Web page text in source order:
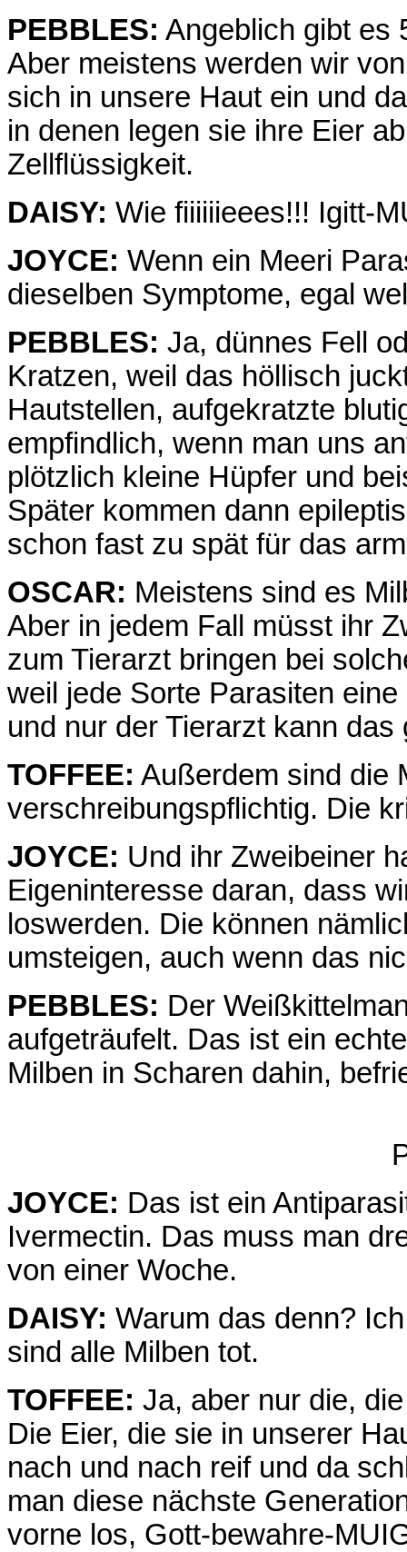
PEBBLES: Angeblich gibt es
Aber meistens werden wir
sich in unsere Haut ein und
in denen legen sie ihre Eier
Zellflüssigkeit.
DAISY: Wie fiiiiiieees!!! Igitt-
JOYCE: Wenn ein Meeri
dieselben Symptome, egal
PEBBLES: Ja, dünnes Fell
Kratzen, weil das höllisch
Hautstellen, aufgekratzte
empfindlich, wenn man uns
plötzlich kleine Hüpfer und
Später kommen dann
schon fast zu spät für das
OSCAR: Meistens sind es
Aber in jedem Fall müsst ihr
zum Tierarzt bringen bei
weil jede Sorte Parasiten
und nur der Tierarzt kann das
TOFFEE: Außerdem sind die
verschreibungspflichtig. Die
JOYCE: Und ihr Zweibeiner
Eigeninteresse daran, dass
loswerden. Die können
umsteigen, auch wenn das
PEBBLES: Der
aufgeträufelt. Das ist ein
Milben in Scharen dahin,
JOYCE: Das ist ein
Ivermectin. Das muss man
von einer Woche.
DAISY: Warum das denn?
sind alle Milben tot.
TOFFEE: Ja, aber nur die,
Die Eier, die sie in unserer
nach und nach reif und da
man diese nächste
vorne los, Gott-bewahre-